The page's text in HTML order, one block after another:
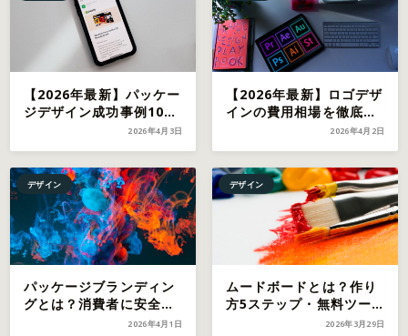
【2026年最新】パッケー
ジデザイン成功事例10選
｜売上を変えたリニュー
2026年4月3日
【2026年最新】ロゴデザ
インの費用相場を徹底比
較｜依頼先別の料金・選
2026年4月2日
デザイン
パッケージブランディン
グとは？消費者に安全性
が伝わるデザイン戦略と
2026年4月1日
デザイン
ムードボードとは？作り
方5ステップ・無料ツー
ル3選・デザイン活用事
2026年3月29日